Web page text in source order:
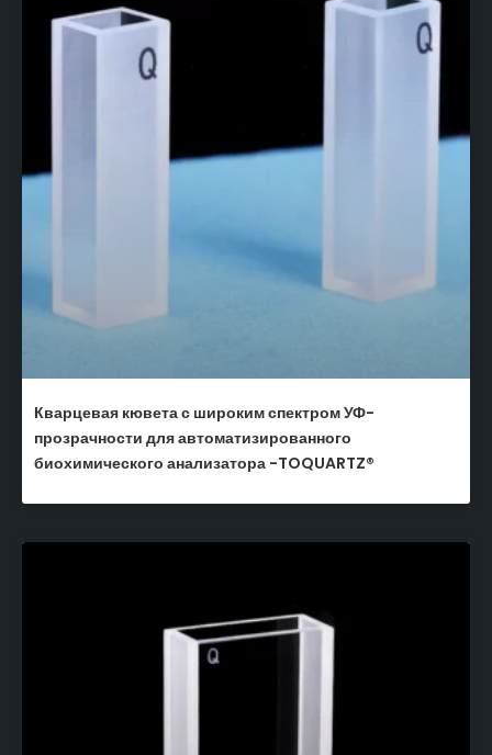
Кварцевая кювета с широким спектром УФ-
прозрачности для автоматизированного
биохимического анализатора -TOQUARTZ®